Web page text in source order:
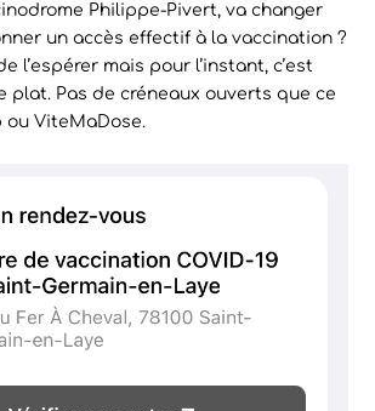
Philippe-Pivert, va changer
un accès effectif à la vaccination ?
l’espérer mais pour l’instant, c’est
plat. Pas de créneaux ouverts que ce
ViteMaDose.